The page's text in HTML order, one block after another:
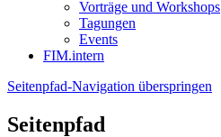
Vorträge und Workshops
Tagungen
Events
FIM.intern
Seitenpfad-Navigation überspringen
Seitenpfad